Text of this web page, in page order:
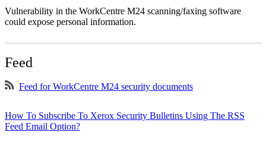
Vulnerability in the WorkCentre M24 scanning/faxing software
could expose personal information.
Feed
Feed for WorkCentre M24 security documents
How To Subscribe To Xerox Security Bulletins Using The RSS
Feed Email Option?